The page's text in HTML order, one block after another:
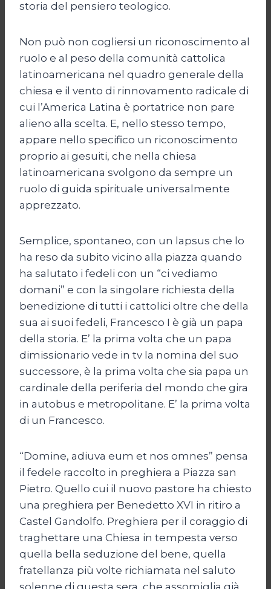
storia del pensiero teologico.
Non può non cogliersi un riconoscimento al
ruolo e al peso della comunità cattolica
latinoamericana nel quadro generale della
chiesa e il vento di rinnovamento radicale di
cui l’America Latina è portatrice non pare
alieno alla scelta. E, nello stesso tempo,
appare nello specifico un riconoscimento
proprio ai gesuiti, che nella chiesa
latinoamericana svolgono da sempre un
ruolo di guida spirituale universalmente
apprezzato.
Semplice, spontaneo, con un lapsus che lo
ha reso da subito vicino alla piazza quando
ha salutato i fedeli con un “ci vediamo
domani” e con la singolare richiesta della
benedizione di tutti i cattolici oltre che della
sua ai suoi fedeli, Francesco I è già un papa
della storia. E’ la prima volta che un papa
dimissionario vede in tv la nomina del suo
successore, è la prima volta che sia papa un
cardinale della periferia del mondo che gira
in autobus e metropolitane. E’ la prima volta
di un Francesco.
“Domine, adiuva eum et nos omnes” pensa
il fedele raccolto in preghiera a Piazza san
Pietro. Quello cui il nuovo pastore ha chiesto
una preghiera per Benedetto XVI in ritiro a
Castel Gandolfo. Preghiera per il coraggio di
traghettare una Chiesa in tempesta verso
quella bella seduzione del bene, quella
fratellanza più volte richiamata nel saluto
solenne di questa sera, che assomiglia già,